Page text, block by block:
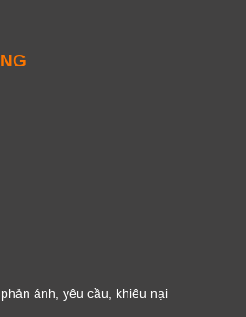
ánh, yêu cầu, khiêu nại